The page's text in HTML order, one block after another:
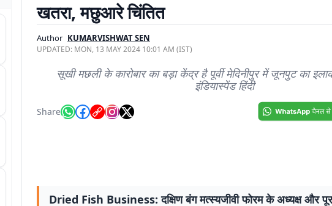
खतरा, मछुआरे चिंतित
Author KUMARVISHWAT SEN
UPDATED: MON, 13 MAY 2024 10:01 AM (IST)
सूखी मछली के कारोबार का बड़ा केंद्र है पूर्वी मेदिनीपुर में जूनपुट का
इंडियास्पेंड हिंदी
Share
Dried Fish Business: दक्षिण बंग मत्स्यजीवी फोरम के अध्यक्ष और